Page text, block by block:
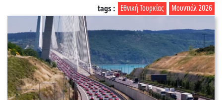
Μουντιάλ 2026
Εθνική Τουρκίας
tags :